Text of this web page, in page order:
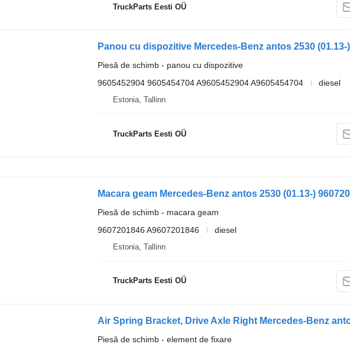
TruckParts Eesti OÜ
Piesă de schimb - panou cu dispozitive
9605452904 9605454704 A9605452904 A9605454704
diesel
Estonia, Tallinn
TruckParts Eesti OÜ
Piesă de schimb - macara geam
9607201846 A9607201846
diesel
Estonia, Tallinn
TruckParts Eesti OÜ
Piesă de schimb - element de fixare